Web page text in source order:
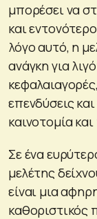
μπορέσει να
και
λόγο αυτό, η
ανάγκη για
επενδύσεις
καινοτομία
Σε ένα
μελέτης
είναι μια
καθοριστικός